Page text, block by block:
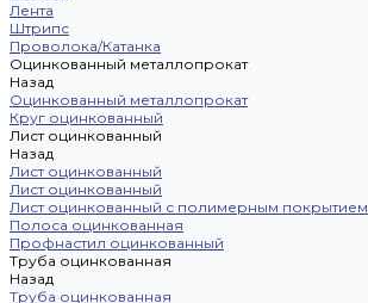
Лента
Штрипс
Проволока/Катанка
Оцинкованный металлопрокат
Назад
Оцинкованный металлопрокат
Круг оцинкованный
Лист оцинкованный
Назад
Лист оцинкованный
Лист оцинкованный
Лист оцинкованный с полимерным покрытием
Полоса оцинкованная
Профнастил оцинкованный
Труба оцинкованная
Назад
Труба оцинкованная